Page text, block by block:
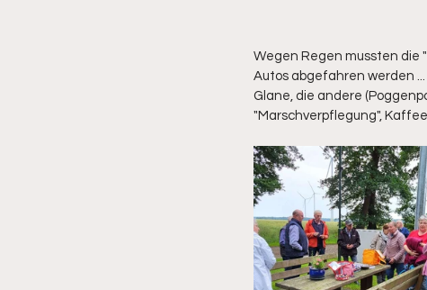
Wegen Regen mussten die
Autos abgefahren werden
Glane, die andere
"Marschverpflegung",